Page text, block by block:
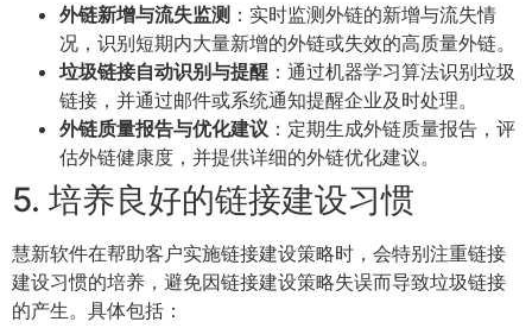
外链新增与流失监测 ：实时监测外链的新增与流失情
况，识别短期内大量新增的外链或失效的高质量外链。
垃圾链接自动识别与提醒 ：通过机器学习算法识别垃圾
链接，并通过邮件或系统通知提醒企业及时处理。
外链质量报告与优化建议 ：定期生成外链质量报告，评
估外链健康度，并提供详细的外链优化建议。
5. 培养良好的链接建设习惯
慧新软件在帮助客户实施链接建设策略时，会特别注重链接
建设习惯的培养，避免因链接建设策略失误而导致垃圾链接
的产生。具体包括：